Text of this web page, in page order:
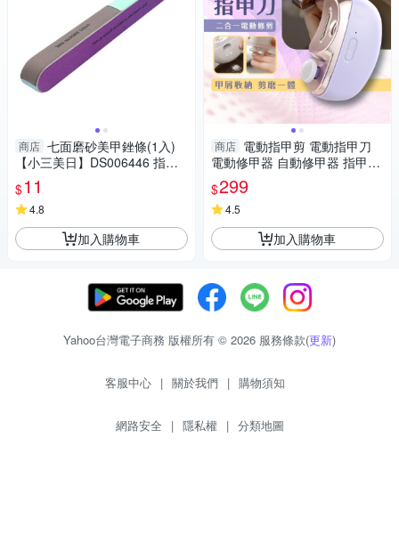
商店 七面磨砂美甲銼條(1入)
【小三美日】DS006446 指甲
搓刀／修甲
$11
4.8
加入購物車
商店 電動指甲剪 電動指甲刀
電動修甲器 自動修甲器 指甲剪
修甲刀 磨甲機 美甲剪 兩段剪甲
模式
$299
4.5
加入購物車
Yahoo台灣電子商務 版權所有 © 2026 服務條款(更新)
客服中心 | 關於我們 | 購物須知
網路安全 | 隱私權 | 分類地圖